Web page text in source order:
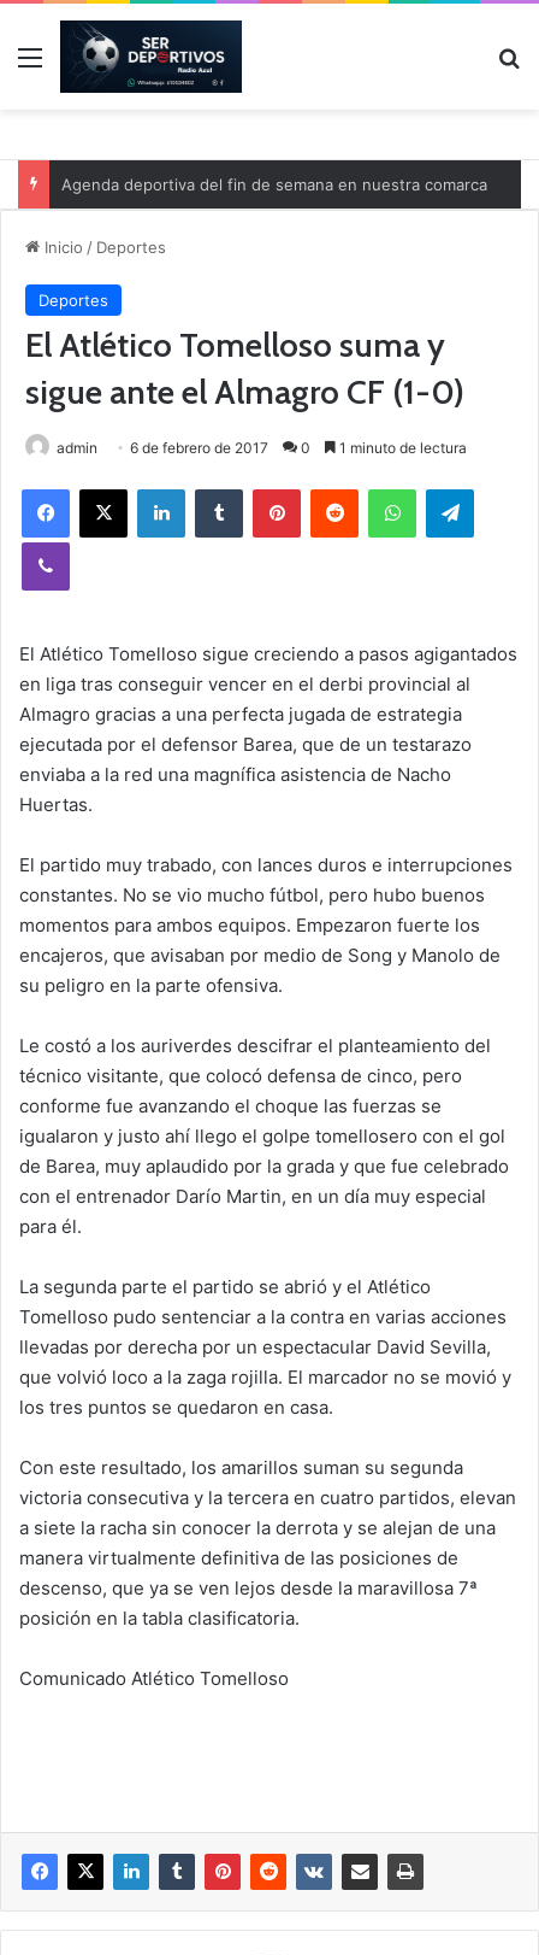
Menú
Agenda deportiva del fin de semana en nuestra comarca
Inicio / Deportes
Deportes
El Atlético Tomelloso suma y
sigue ante el Almagro CF (1-0)
admin 6 de febrero de 2017 0 1 minuto de lectura
El Atlético Tomelloso sigue creciendo a pasos agigantados
en liga tras conseguir vencer en el derbi provincial al
Almagro gracias a una perfecta jugada de estrategia
ejecutada por el defensor Barea, que de un testarazo
enviaba a la red una magnífica asistencia de Nacho
Huertas.
El partido muy trabado, con lances duros e interrupciones
constantes. No se vio mucho fútbol, pero hubo buenos
momentos para ambos equipos. Empezaron fuerte los
encajeros, que avisaban por medio de Song y Manolo de
su peligro en la parte ofensiva.
Le costó a los auriverdes descifrar el planteamiento del
técnico visitante, que colocó defensa de cinco, pero
conforme fue avanzando el choque las fuerzas se
igualaron y justo ahí llego el golpe tomellosero con el gol
de Barea, muy aplaudido por la grada y que fue celebrado
con el entrenador Darío Martin, en un día muy especial
para él.
La segunda parte el partido se abrió y el Atlético
Tomelloso pudo sentenciar a la contra en varias acciones
llevadas por derecha por un espectacular David Sevilla,
que volvió loco a la zaga rojilla. El marcador no se movió y
los tres puntos se quedaron en casa.
Con este resultado, los amarillos suman su segunda
victoria consecutiva y la tercera en cuatro partidos, elevan
a siete la racha sin conocer la derrota y se alejan de una
manera virtualmente definitiva de las posiciones de
descenso, que ya se ven lejos desde la maravillosa 7ª
posición en la tabla clasificatoria.
Comunicado Atlético Tomelloso